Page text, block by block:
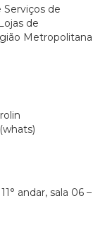
de
de
Metropolitana
andar, sala 06 –